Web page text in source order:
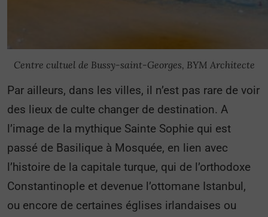
Centre cultuel de Bussy-saint-Georges, BYM Architecte
Par ailleurs, dans les villes, il n’est pas rare de voir
des lieux de culte changer de destination. A
l’image de la mythique Sainte Sophie qui est
passé de Basilique à Mosquée, en lien avec
l’histoire de la capitale turque, qui de l’orthodoxe
Constantinople et devenue l’ottomane Istanbul,
ou encore de certaines églises irlandaises ou